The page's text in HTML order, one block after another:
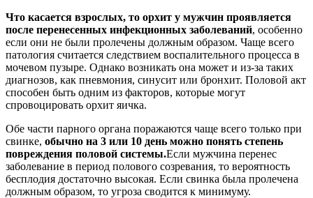
Что касается взрослых, то орхит у мужчин проявляется
после перенесенных инфекционных заболеваний, особенно
если они не были пролечены должным образом. Чаще всего
патология считается следствием воспалительного процесса в
мочевом пузыре. Однако возникать она может и из-за таких
диагнозов, как пневмония, синусит или бронхит. Половой акт
способен быть одним из факторов, которые могут
спровоцировать орхит яичка.
Обе части парного органа поражаются чаще всего только при
свинке, обычно на 3 или 10 день можно понять степень
повреждения половой системы.Если мужчина перенес
заболевание в период полового созревания, то вероятность
бесплодия достаточно высокая. Если свинка была пролечена
должным образом, то угроза сводится к минимуму.